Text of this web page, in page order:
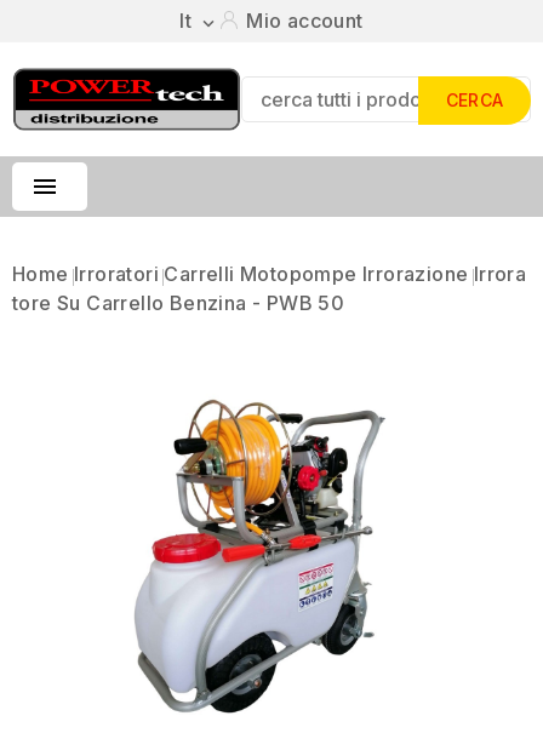
It  Mio account
CERCA

Home Irroratori Carrelli Motopompe Irrorazione Irrora
Tore Su Carrello Benzina - PWB 50